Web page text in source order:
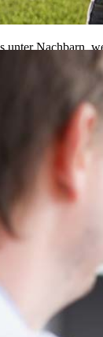
unter Nachbarn,